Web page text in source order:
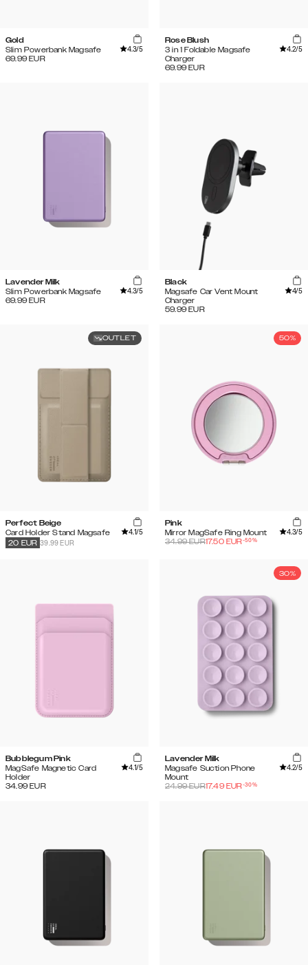
Gold
Slim Powerbank Magsafe
4.3/5
69.99 EUR
Rose Blush
3 in 1 Foldable Magsafe
Charger
4.2/5
69.99 EUR
Lavender Milk
Slim Powerbank Magsafe
4.3/5
69.99 EUR
Black
Magsafe Car Vent Mount
Charger
4/5
59.99 EUR
OUTLET
Perfect Beige
Card Holder Stand Magsafe
4.1/5
39.99 EUR
20 EUR
50%
Pink
Mirror MagSafe Ring Mount
4.3/5
34.99EUR17.50 EUR-50%
Bubblegum Pink
MagSafe Magnetic Card
Holder
4.1/5
34.99 EUR
30%
Lavender Milk
Magsafe Suction Phone
Mount
4.2/5
24.99EUR17.49 EUR-30%